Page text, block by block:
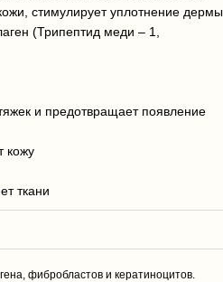
стимулирует уплотнение дермы
(Трипептид меди – 1,
и предотвращает появление
кожу
ткани
фибробластов и кератиноцитов.